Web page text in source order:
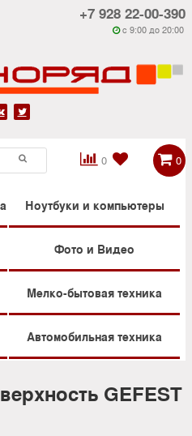
+7 928 22-00-390
 c 9:00 до 20:00

0

 0
Ноутбуки и компьютеры
Фото и Видео
Мелко-бытовая техника
Автомобильная техника
GEFEST